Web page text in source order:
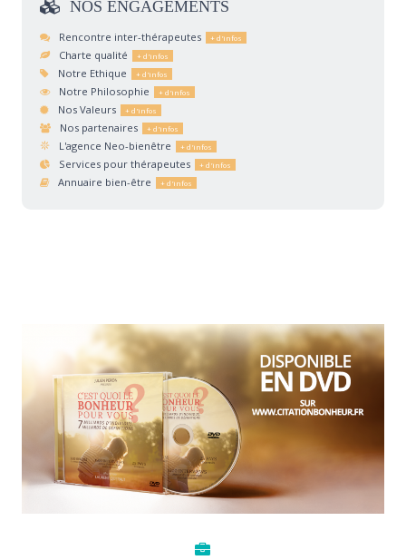
NOS ENGAGEMENTS
Rencontre inter-thérapeutes
Charte qualité
Notre Ethique
Notre Philosophie
Nos Valeurs
Nos partenaires
L'agence Neo-bienêtre
Services pour thérapeutes
Annuaire bien-être